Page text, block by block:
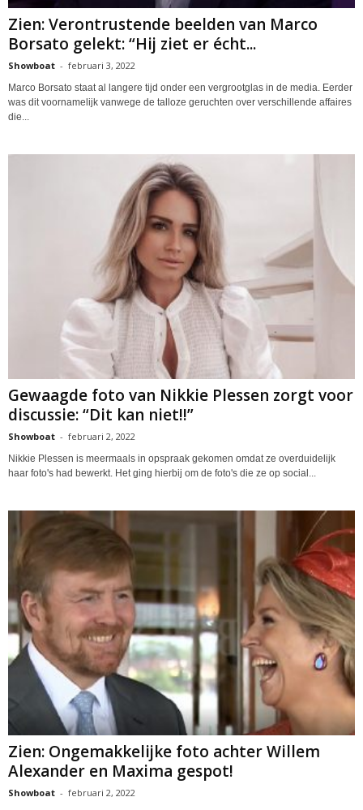
Zien: Verontrustende beelden van Marco
Borsato gelekt: “Hij ziet er écht...
Showboat - februari 3, 2022
Marco Borsato staat al langere tijd onder een vergrootglas in de media. Eerder
was dit voornamelijk vanwege de talloze geruchten over verschillende affaires
die...
Gewaagde foto van Nikkie Plessen zorgt voor
discussie: “Dit kan niet!!”
Showboat - februari 2, 2022
Nikkie Plessen is meermaals in opspraak gekomen omdat ze overduidelijk
haar foto's had bewerkt. Het ging hierbij om de foto's die ze op social...
Zien: Ongemakkelijke foto achter Willem
Alexander en Maxima gespot!
Showboat - februari 2, 2022